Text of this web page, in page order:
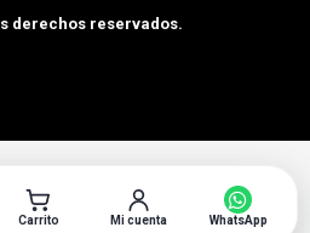
derechos reservados.
Carrito Mi cuenta